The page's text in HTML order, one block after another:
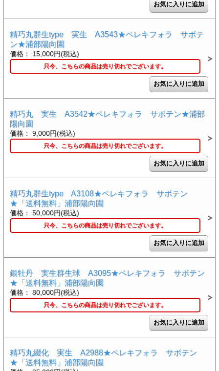
精巧丸群生type 実生 A3543★ペレキフォラ サボテ
ン★浦部陽向園
価格： 15,000円(税込)
只今、こちらの商品は売り切れでございます。
精巧丸 実生 A3542★ペレキフォラ サボテン★浦部
陽向園
価格： 9,000円(税込)
只今、こちらの商品は売り切れでございます。
精巧丸群生type A3108★ペレキフォラ サボテン
★「送料無料」浦部陽向園
価格： 50,000円(税込)
只今、こちらの商品は売り切れでございます。
銀牡丹 実生群生球 A3095★ペレキフォラ サボテン
★「送料無料」浦部陽向園
価格： 80,000円(税込)
只今、こちらの商品は売り切れでございます。
精巧丸綴化 実生 A2988★ペレキフォラ サボテン
★「送料無料」浦部陽向園